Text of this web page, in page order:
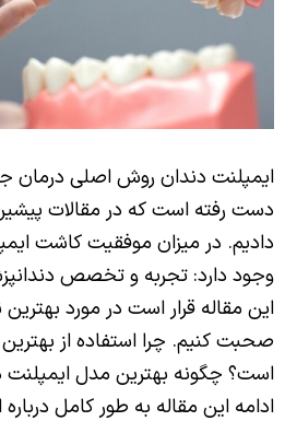
ایمپلنت دندان روش اصلی درمان
دست رفته است که در مقالات
دادیم. در میزان موفقیت کاشت
وجود دارد: تجربه و تخصص
این مقاله قرار است در مورد
صحبت کنیم. چرا استفاده از
است؟ چگونه بهترین مدل ایمپلنت
ادامه این مقاله به طور کامل